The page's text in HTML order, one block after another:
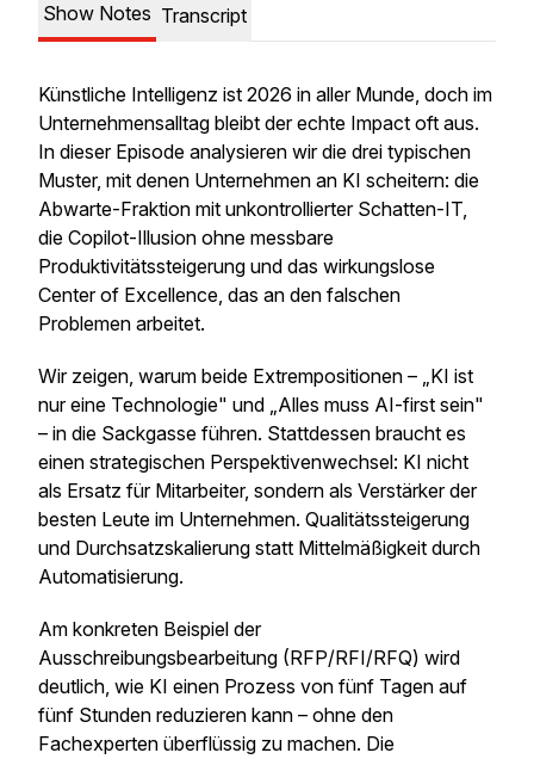
Show Notes Transcript
Künstliche Intelligenz ist 2026 in aller Munde, doch im
Unternehmensalltag bleibt der echte Impact oft aus.
In dieser Episode analysieren wir die drei typischen
Muster, mit denen Unternehmen an KI scheitern: die
Abwarte-Fraktion mit unkontrollierter Schatten-IT,
die Copilot-Illusion ohne messbare
Produktivitätssteigerung und das wirkungslose
Center of Excellence, das an den falschen
Problemen arbeitet.
Wir zeigen, warum beide Extrempositionen – „KI ist
nur eine Technologie" und „Alles muss AI-first sein"
– in die Sackgasse führen. Stattdessen braucht es
einen strategischen Perspektivenwechsel: KI nicht
als Ersatz für Mitarbeiter, sondern als Verstärker der
besten Leute im Unternehmen. Qualitätssteigerung
und Durchsatzskalierung statt Mittelmäßigkeit durch
Automatisierung.
Am konkreten Beispiel der
Ausschreibungsbearbeitung (RFP/RFI/RFQ) wird
deutlich, wie KI einen Prozess von fünf Tagen auf
fünf Stunden reduzieren kann – ohne den
Fachexperten überflüssig zu machen. Die